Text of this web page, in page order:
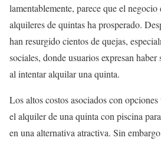
lamentablemente, parece que el negocio
alquileres de quintas ha prosperado.
han resurgido cientos de quejas,
sociales, donde usuarios expresan
al intentar alquilar una quinta.
Los altos costos asociados con
el alquiler de una quinta con piscina
en una alternativa atractiva. Sin